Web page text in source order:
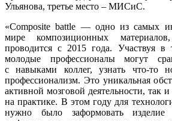
Ульянова, третье место – МИСиС.
«Composite battle — одно из самых
мире композиционных
проводится с 2015 года. Участвуя в
молодые профессионалы могут
с навыками коллег, узнать что-то
профессионализм. Это уникальная
активной мозговой деятельности, так
на практике. В этом году для
нужно было заформовать изделие